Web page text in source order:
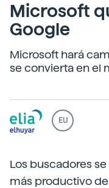
Microsoft
Google
Microsoft hará
se convierta en el
EU
Los buscadores
más productivo